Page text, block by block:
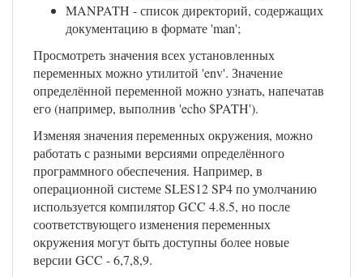
MANPATH - список директорий, содержащих
документацию в формате 'man';
Просмотреть значения всех установленных
переменных можно утилитой 'env'. Значение
определённой переменной можно узнать, напечатав
его (например, выполнив 'echo $PATH').
Изменяя значения переменных окружения, можно
работать с разными версиями определённого
программного обеспечения. Например, в
операционной системе SLES12 SP4 по умолчанию
используется компилятор GCC 4.8.5, но после
соответствующего изменения переменных
окружения могут быть доступны более новые
версии GCC - 6,7,8,9.